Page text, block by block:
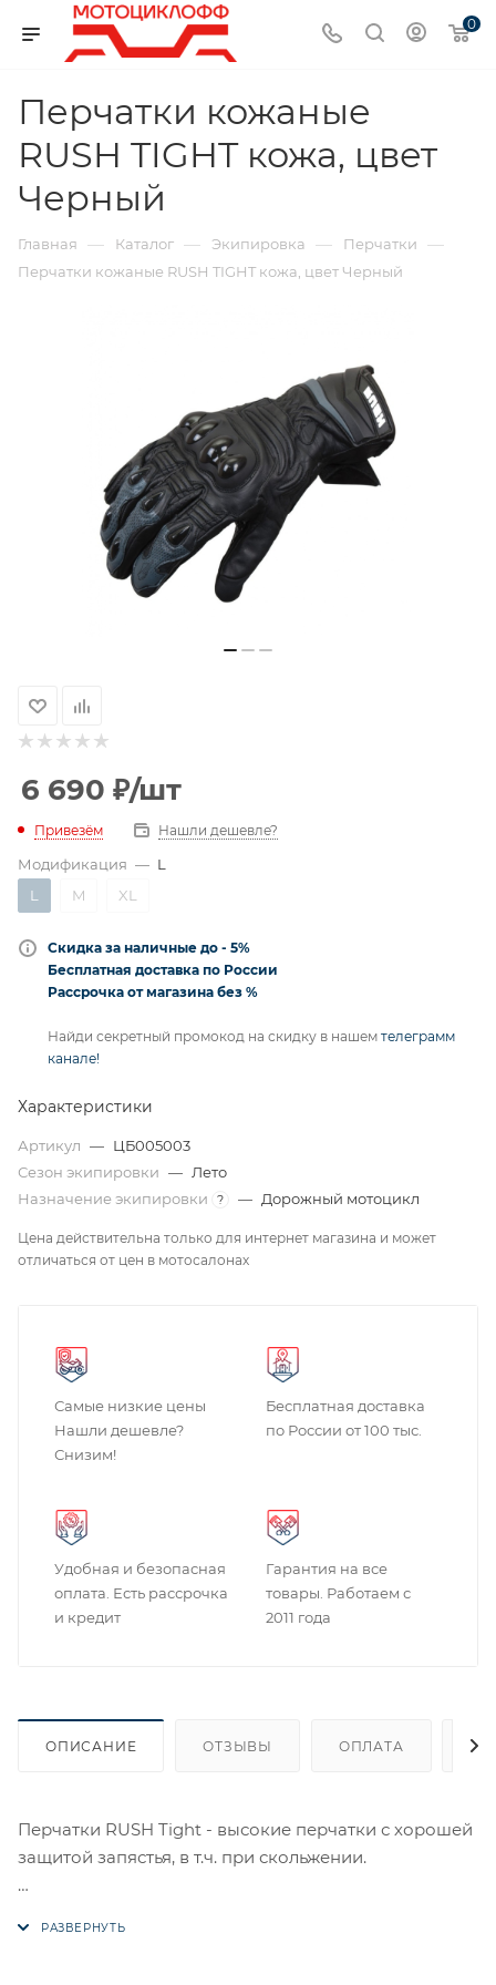
0
Перчатки кожаные
RUSH TIGHT кожа, цвет
Черный
Главная — Каталог — Экипировка — Перчатки —
Перчатки кожаные RUSH TIGHT кожа, цвет Черный
6 690 ₽/шт
Привезём Нашли дешевле?
Модификация — L
L
M XL
Скидка за наличные до - 5%
Бесплатная доставка по России
Рассрочка от магазина без %
Найди секретный промокод на скидку в нашем телеграмм
канале!
Характеристики
Артикул — ЦБ005003
Сезон экипировки — Лето
Назначение экипировки
? — Дорожный мотоцикл
Цена действительна только для интернет магазина и может
отличаться от цен в мотосалонах
Самые низкие цены
Нашли дешевле?
Снизим!
Бесплатная доставка
по России от 100 тыс.
Удобная и безопасная
оплата. Есть рассрочка
и кредит
Гарантия на все
товары. Работаем с
2011 года
ОПИСАНИЕ ОТЗЫВЫ ОПЛАТА
Перчатки RUSH Tight - высокие перчатки с хорошей
защитой запястья, в т.ч. при скольжении.